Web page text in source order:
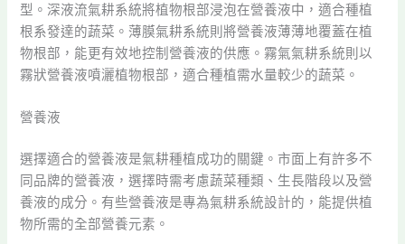
型。深液流氣耕系統將植物根部浸泡在營養液中，適合種植
根系發達的蔬菜。薄膜氣耕系統則將營養液薄薄地覆蓋在植
物根部，能更有效地控制營養液的供應。霧氣氣耕系統則以
霧狀營養液噴灑植物根部，適合種植需水量較少的蔬菜。
營養液
選擇適合的營養液是氣耕種植成功的關鍵。市面上有許多不
同品牌的營養液，選擇時需考慮蔬菜種類、生長階段以及營
養液的成分。有些營養液是專為氣耕系統設計的，能提供植
物所需的全部營養元素。